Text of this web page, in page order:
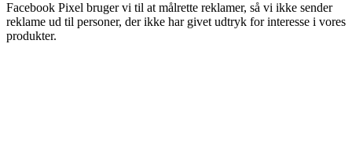
Facebook Pixel bruger vi til at målrette reklamer, så vi ikke sender
reklame ud til personer, der ikke har givet udtryk for interesse i vores
produkter.